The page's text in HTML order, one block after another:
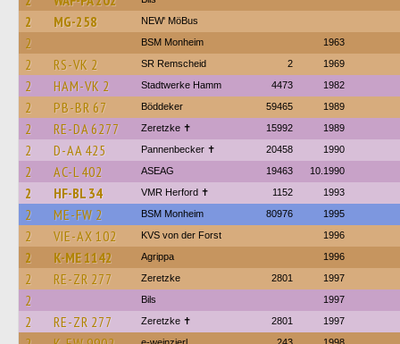
2 MG-258 NEW' MöBus
2 BSM Monheim 1963
2 RS-VK 2 SR Remscheid 2 1969
2 HAM-VK 2 Stadtwerke Hamm 4473 1982
2 PB-BR 67 Böddeker 59465 1989
2 RE-DA 6277 Zeretzke ✝ 15992 1989
2 D-AA 425 Pannenbecker ✝︎ 20458 1990
2 AC-L 402 ASEAG 19463 10.1990
2 HF-BL 34 VMR Herford ✝ 1152 1993
2 ME-FW 2 BSM Monheim 80976 1995
2 VIE-AX 102 KVS von der Forst 1996
2 K-ME 1142 Agrippa 1996
2 RE-ZR 277 Zeretzke 2801 1997
2 Bils 1997
2 RE-ZR 277 Zeretzke ✝ 2801 1997